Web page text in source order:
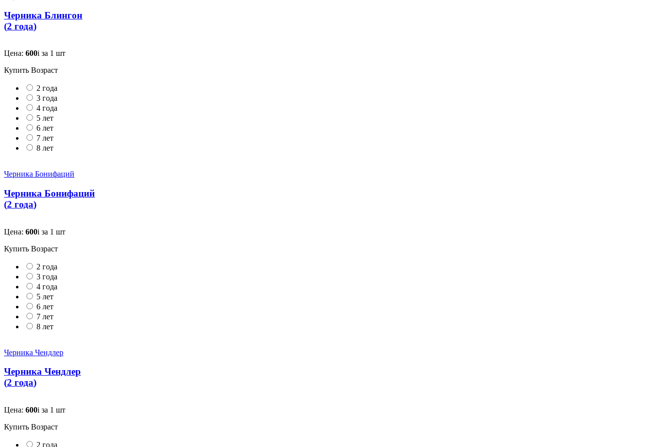
Черника Блингон
(2 года)
Цена: 600i за 1 шт
Купить Возраст
2 года
3 года
4 года
5 лет
6 лет
7 лет
8 лет
Черника Бонифаций
Черника Бонифаций
(2 года)
Цена: 600i за 1 шт
Купить Возраст
2 года
3 года
4 года
5 лет
6 лет
7 лет
8 лет
Черника Чендлер
Черника Чендлер
(2 года)
Цена: 600i за 1 шт
Купить Возраст
2 года